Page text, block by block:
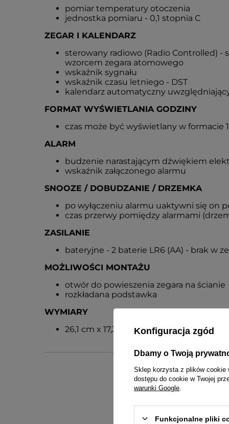
pomiar temperatury otoczenia
jednostka pomiaru - 0,1 stopnia C
ZEGAR I KALENDARZ
sterowany radiowo (Radio Controlled) -
wzorcem zegara atomowego
wskaźnik sygnału
wskaźnik czasu letniego - DST
kalendarz automatyczny
FORMAT WYŚWIETLANIA GODZINY
czas może być wyświetlany w formacie
ALARM
budzenie narastającym dźwiękiem
wskaźnik załączonego alarmu
SNOOZE / DOBUDZANIE / DRZEMKA
po wyłączeniu alarmu uaktywni się on
czas przerwy pomiędzy alarmami
ZASILANIE
bateryjne - 2 baterie LR6 (AA) - brak w
MOŻLIWOŚCI MONTAŻU
otwór do powieszenia zegara na ścianie
rozkładana podstawka
WYMIARY
26,1 cm x 17,3 cm [szer x wys]
Konfiguracja zgód
Dbamy o Twoją
Sklep korzysta z plików cookie
dostępu do cookie w Twojej
warunki Google
Funkcjonalne pliki